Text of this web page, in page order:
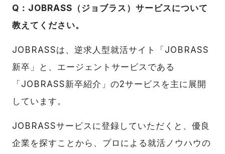
Q：JOBRASS（ジョブラス）サービスについて
教えてください。
JOBRASSは、逆求人型就活サイト「JOBRASS
新卒」と、エージェントサービスである
「JOBRASS新卒紹介」の2サービスを主に展開
しています。
JOBRASSサービスに登録していただくと、優良
企業を探すことから、プロによる就活ノウハウの